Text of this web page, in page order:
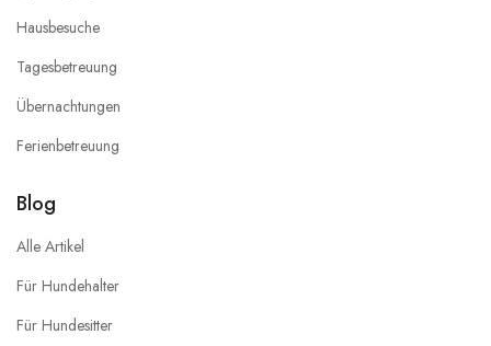
Hausbesuche
Tagesbetreuung
Übernachtungen
Ferienbetreuung
Blog
Alle Artikel
Für Hundehalter
Für Hundesitter